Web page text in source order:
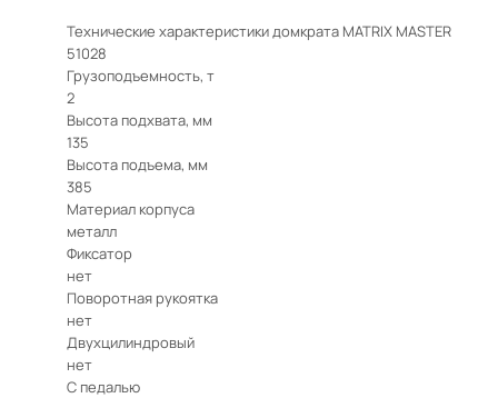
Технические характеристики домкрата MATRIX MASTER
51028
Грузоподъемность, т
2
Высота подхвата, мм
135
Высота подъема, мм
385
Материал корпуса
металл
Фиксатор
нет
Поворотная рукоятка
нет
Двухцилиндровый
нет
С педалью